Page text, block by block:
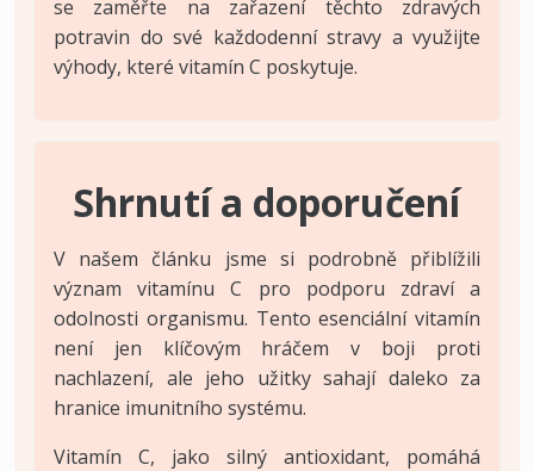
se zaměřte na zařazení těchto zdravých
potravin do své každodenní stravy a využijte
výhody, které vitamín C poskytuje.
Shrnutí a doporučení
V našem článku jsme si podrobně přiblížili
význam vitamínu C pro podporu zdraví a
odolnosti organismu. Tento esenciální vitamín
není jen klíčovým hráčem v boji proti
nachlazení, ale jeho užitky sahají daleko za
hranice imunitního systému.
Vitamín C, jako silný antioxidant, pomáhá